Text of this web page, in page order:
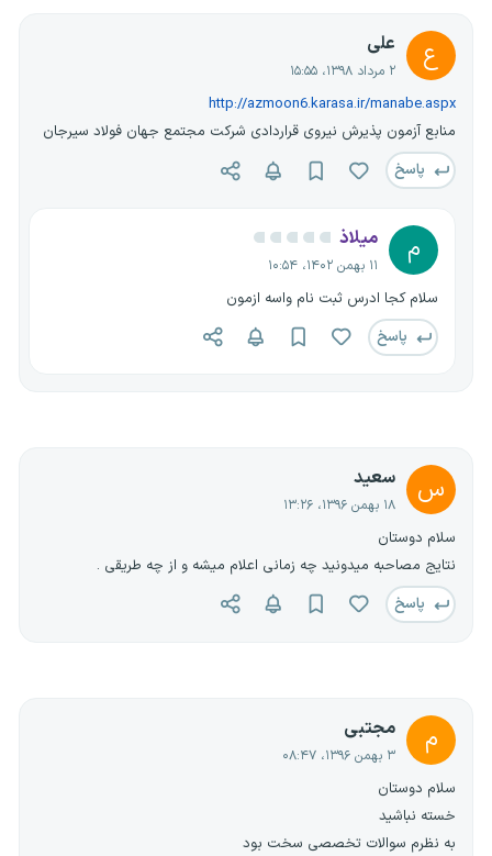
ع علی
۲ مرداد ۱۳۹۸، ۱۵:۵۵
http://azmoon6.karasa.ir/manabe.aspx
منابع آزمون پذیرش نیروی قراردادی شرکت مجتمع جهان فولاد سیرجان
پاسخ
م میلاذ
۱۱ بهمن ۱۴۰۲، ۱۰:۵۴
سلام کجا ادرس ثبت نام واسه ازمون
پاسخ
س سعید
۱۸ بهمن ۱۳۹۶، ۱۳:۲۶
سلام دوستان
نتایج مصاحبه میدونید چه زمانی اعلام میشه و از چه طریقی .
پاسخ
م مجتبی
۳ بهمن ۱۳۹۶، ۰۸:۴۷
سلام دوستان
خسته نباشید
به نظرم سوالات تخصصی سخت بود